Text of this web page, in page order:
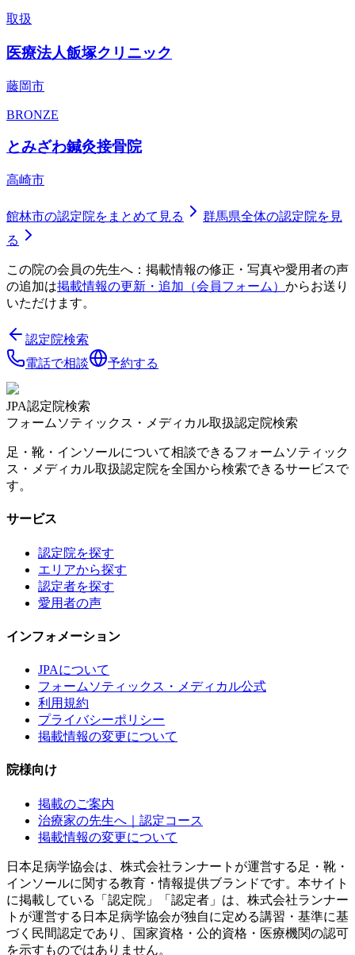
取扱
医療法人飯塚クリニック
藤岡市
BRONZE
とみざわ鍼灸接骨院
高崎市
館林市の認定院をまとめて見る 群馬県全体の認定院を見
る
この院の会員の先生へ：掲載情報の修正・写真や愛用者の声
の追加は掲載情報の更新・追加（会員フォーム） からお送り
いただけます。
認定院検索
電話で相談
予約する
JPA認定院検索
フォームソティックス・メディカル取扱認定院検索
足・靴・インソールについて相談できるフォームソティック
ス・メディカル取扱認定院を全国から検索できるサービスで
す。
サービス
認定院を探す
エリアから探す
認定者を探す
愛用者の声
インフォメーション
JPAについて
フォームソティックス・メディカル公式
利用規約
プライバシーポリシー
掲載情報の変更について
院様向け
掲載のご案内
治療家の先生へ｜認定コース
掲載情報の変更について
日本足病学協会は、株式会社ランナートが運営する足・靴・
インソールに関する教育・情報提供ブランドです。本サイト
に掲載している「認定院」「認定者」は、株式会社ランナー
トが運営する日本足病学協会が独自に定める講習・基準に基
づく民間認定であり、国家資格・公的資格・医療機関の認可
を示すものではありません。